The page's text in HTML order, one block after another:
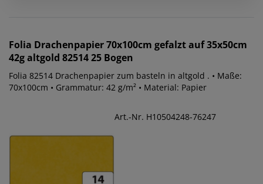
Folia Drachenpapier 70x100cm gefalzt auf 35x50cm
42g altgold 82514 25 Bogen
Folia 82514 Drachenpapier zum basteln in altgold . • Maße:
70x100cm • Grammatur: 42 g/m² • Material: Papier
Art.-Nr. H10504248-76247